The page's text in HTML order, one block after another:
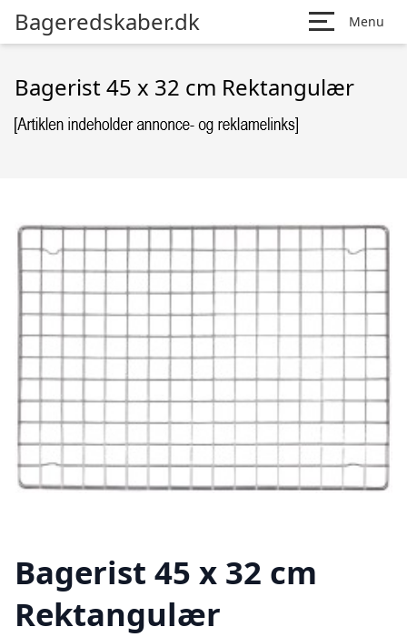
Bageredskaber.dk Menu
Bagerist 45 x 32 cm Rektangulær
Bagerist 45 x 32 cm
Rektangulær